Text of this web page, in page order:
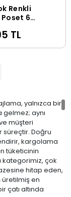
Sepete Ekle
Renkli
6
TL
yalnızca bir
aynı
müşteri
Doğru
kargolama
tüketicinin
kategorimiz, çok
hitap eden,
en
çatı altında